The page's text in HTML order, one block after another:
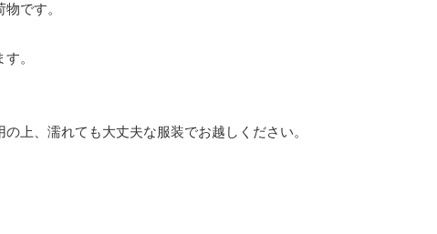
です。
。
上、濡れても大丈夫な服装でお越しください。